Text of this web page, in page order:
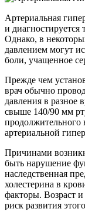
Артериальная
и диагностируется
Однако, в
давлением могут
боли, учащенное
Прежде чем
врач обычно
давления в разное
свыше 140/90 мм
артериальной
Причинами
быть нарушение
наследственная
холестерина в
факторы. Возраст
риск развития